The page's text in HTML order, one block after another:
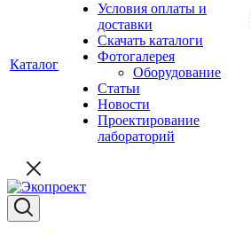
Каталог
Условия оплаты и
доставки
Скачать каталоги
Фотогалерея
Оборудование
Статьи
Новости
Проектирование
лабораторий